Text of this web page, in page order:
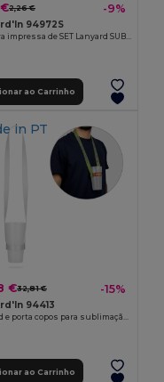
2,26 € -9%
94972S
Amostra impressa de SET Lanyard SUBLIMATION Long II (20 mm) com mosquetão de gatilho 20 mm
ao Carrinho
in PT
€32,81 € -15%
94413
Lanyard e porta copos para sublimação em poliéster reciclado (100% rPET)
ao Carrinho